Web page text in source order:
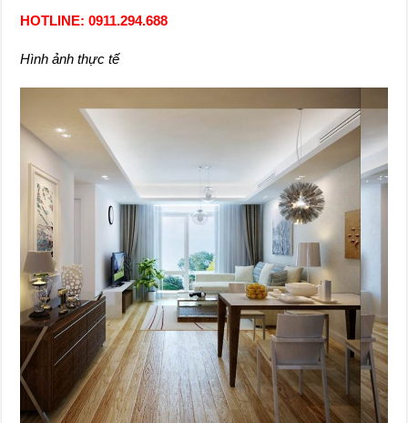
HOTLINE: 0911.294.688
Hình ảnh thực tế